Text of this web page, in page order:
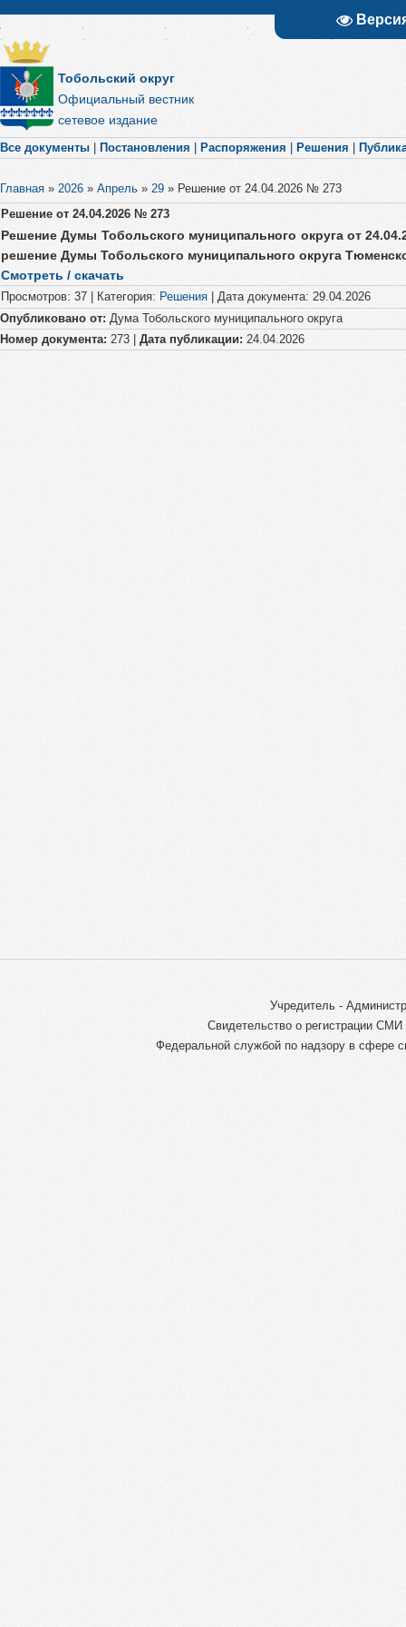
Тобольский округ
Официальный вестник
сетевое издание
Все документы Постановления Распоряжения Решения
Главная » 2026 » Апрель » 29 » Решение от 24.04.2026 № 273
Решение от 24.04.2026 № 273
Решение Думы Тобольского муниципального округа от
решение Думы Тобольского муниципального округа
Смотреть / скачать
Просмотров: 37 Категория: Решения Дата документа: 29.04.2026
Опубликовано от: Дума Тобольского муниципального округа
Номер документа: 273 | Дата публикации: 24.04.2026
Учредитель -
Свидетельство о регистрации
Федеральной службой по надзору в сфере